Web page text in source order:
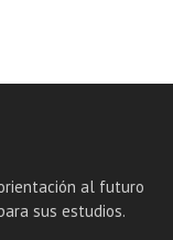
al futuro
sus estudios.